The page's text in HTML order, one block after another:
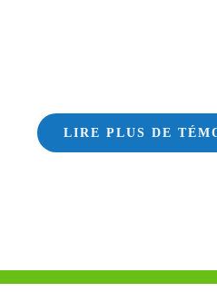
LIRE PLUS DE